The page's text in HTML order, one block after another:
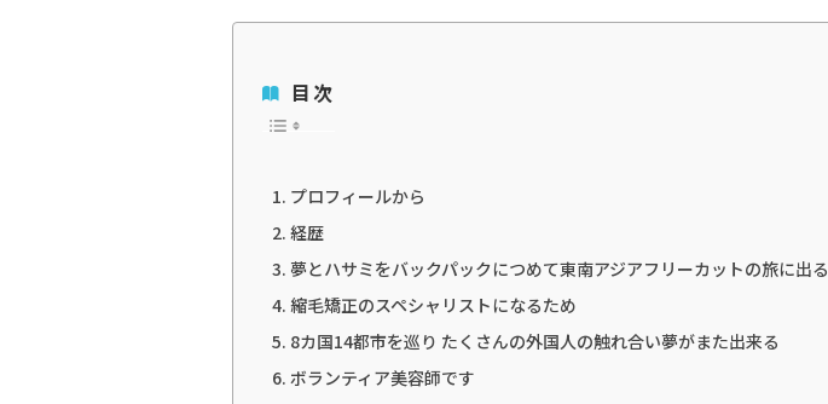
目次
プロフィールから
経歴
夢とハサミをバックパックにつめて東南アジアフリーカットの旅に出る
縮毛矯正のスペシャリストになるため
8カ国14都市を巡り たくさんの外国人の触れ合い夢がまた出来る
ボランティア美容師です